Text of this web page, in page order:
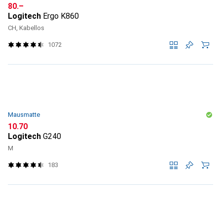
CHF
80.–
Logitech Ergo K860
CH, Kabellos
1072
Mausmatte
CHF
10.70
Logitech G240
M
183